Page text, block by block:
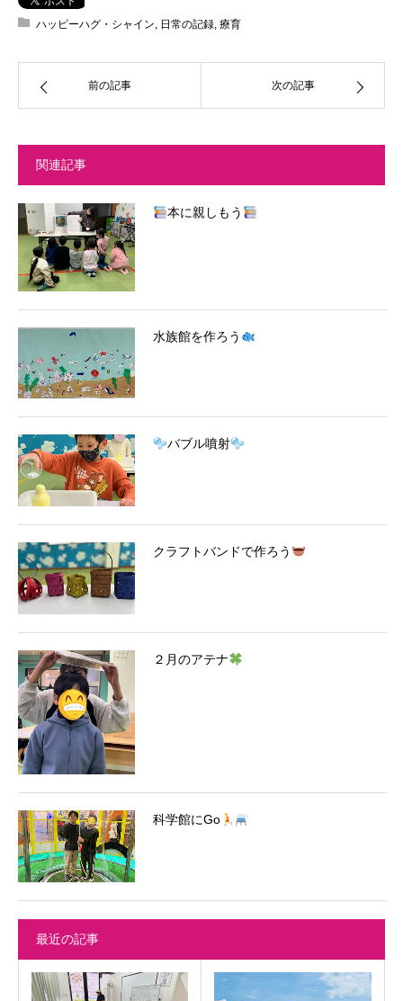
ハッピーハグ・シャイン, 日常の記録, 療育
前の記事 次の記事
関連記事
本に親しもう
水族館を作ろう
バブル噴射
クラフトバンドで作ろう
２月のアテナ
科学館にGo
最近の記事